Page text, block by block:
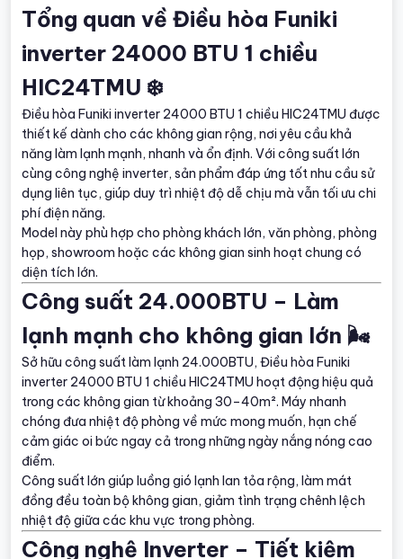
Tổng quan về Điều hòa Funiki
inverter 24000 BTU 1 chiều
HIC24TMU ❄️
Điều hòa Funiki inverter 24000 BTU 1 chiều HIC24TMU được
thiết kế dành cho các không gian rộng, nơi yêu cầu khả
năng làm lạnh mạnh, nhanh và ổn định. Với công suất lớn
cùng công nghệ inverter, sản phẩm đáp ứng tốt nhu cầu sử
dụng liên tục, giúp duy trì nhiệt độ dễ chịu mà vẫn tối ưu chi
phí điện năng.
Model này phù hợp cho phòng khách lớn, văn phòng, phòng
họp, showroom hoặc các không gian sinh hoạt chung có
diện tích lớn.
Công suất 24.000BTU – Làm
lạnh mạnh cho không gian lớn 🌬️
Sở hữu công suất làm lạnh 24.000BTU, Điều hòa Funiki
inverter 24000 BTU 1 chiều HIC24TMU hoạt động hiệu quả
trong các không gian từ khoảng 30–40m². Máy nhanh
chóng đưa nhiệt độ phòng về mức mong muốn, hạn chế
cảm giác oi bức ngay cả trong những ngày nắng nóng cao
điểm.
Công suất lớn giúp luồng gió lạnh lan tỏa rộng, làm mát
đồng đều toàn bộ không gian, giảm tình trạng chênh lệch
nhiệt độ giữa các khu vực trong phòng.
Công nghệ Inverter – Tiết kiệm